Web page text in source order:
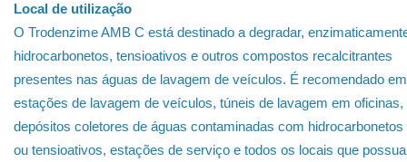
Local de utilização
O Trodenzime AMB C está destinado a degradar,
hidrocarbonetos, tensioativos e outros compostos recalcitrantes
presentes nas águas de lavagem de veículos. É recomendado
estações de lavagem de veículos, túneis de lavagem em oficinas,
depósitos coletores de águas contaminadas com hidrocarbonetos
ou tensioativos, estações de serviço e todos os locais que